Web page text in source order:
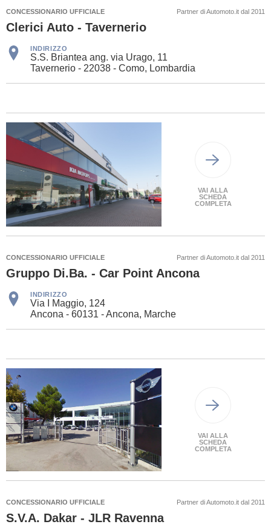
CONCESSIONARIO UFFICIALE Partner di Automoto.it dal 2011
Clerici Auto - Tavernerio
INDIRIZZO
S.S. Briantea ang. via Urago, 11
Tavernerio - 22038 - Como, Lombardia
VAI ALLA
SCHEDA
COMPLETA
CONCESSIONARIO UFFICIALE Partner di Automoto.it dal 2011
Gruppo Di.Ba. - Car Point Ancona
INDIRIZZO
Via I Maggio, 124
Ancona - 60131 - Ancona, Marche
VAI ALLA
SCHEDA
COMPLETA
CONCESSIONARIO UFFICIALE Partner di Automoto.it dal 2011
S.V.A. Dakar - JLR Ravenna